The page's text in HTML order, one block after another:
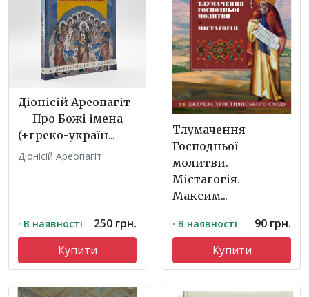
Діонісій Ареопагіт
— Про Божі імена
(+греко-україн...
Діонісій Ареопагіт
· В наявності
250 грн.
Купити
Тлумачення
Господньої
молитви.
Містагогія.
Максим...
· В наявності
90 грн.
Купити